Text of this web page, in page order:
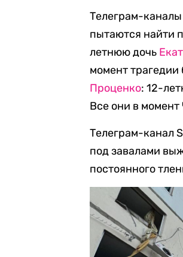
Телеграм-
пытаются найти
летнюю дочь
момент трагедии
Проценко: 12-
Все они в
Телеграм-канал
под завалами
постоянного